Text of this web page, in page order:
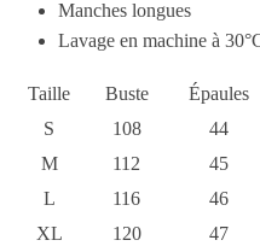
Manches longues
Lavage en machine à
Taille Buste Épaules
S
108 44
M
112 45
L
116 46
XL
120 47